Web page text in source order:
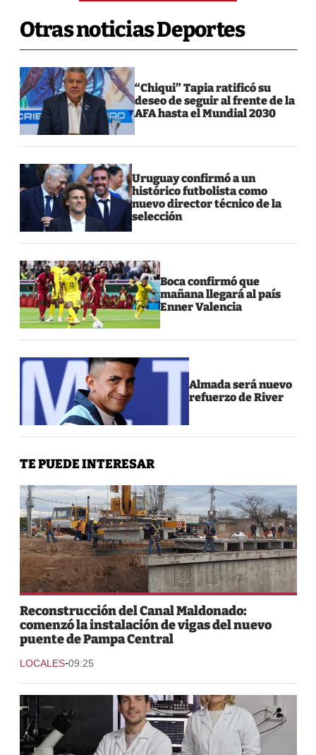
Otras noticias Deportes
“Chiqui” Tapia ratificó su
deseo de seguir al frente de la
AFA hasta el Mundial 2030
Uruguay confirmó a un
histórico futbolista como
nuevo director técnico de la
selección
Boca confirmó que
mañana llegará al país
Enner Valencia
Almada será nuevo
refuerzo de River
TE PUEDE INTERESAR
Reconstrucción del Canal Maldonado:
comenzó la instalación de vigas del nuevo
puente de Pampa Central
LOCALES-09:25